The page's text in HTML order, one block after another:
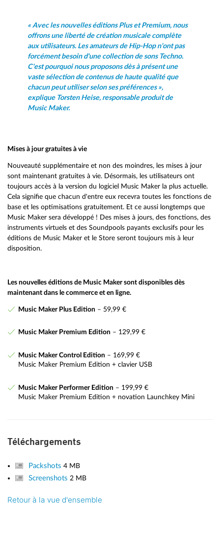
« Avec les nouvelles éditions Plus et Premium, nous
offrons une liberté de création musicale complète
aux utilisateurs. Les amateurs de Hip-Hop n'ont pas
forcément besoin d'une collection de sons Techno.
C'est pourquoi nous proposons dès à présent une
vaste sélection de contenus de haute qualité que
chacun peut utiliser selon ses préférences »,
explique Torsten Heise, responsable produit de
Music Maker.
Mises à jour gratuites à vie
Nouveauté supplémentaire et non des moindres, les mises à jour
sont maintenant gratuites à vie. Désormais, les utilisateurs ont
toujours accès à la version du logiciel Music Maker la plus actuelle.
Cela signifie que chacun d'entre eux recevra toutes les fonctions de
base et les optimisations gratuitement. Et ce aussi longtemps que
Music Maker sera développé ! Des mises à jours, des fonctions, des
instruments virtuels et des Soundpools payants exclusifs pour les
éditions de Music Maker et le Store seront toujours mis à leur
disposition.
Les nouvelles éditions de Music Maker sont disponibles dès
maintenant dans le commerce et en ligne.
Music Maker Plus Edition– 59,99 €
Music Maker Premium Edition– 129,99 €
Music Maker Control Edition– 169,99 €
Music Maker Premium Edition + clavier USB
Music Maker Performer Edition– 199,99 €
Music Maker Premium Edition + novation Launchkey Mini
Téléchargements
Packshots4 MB
Screenshots 2 MB
Retour à la vue d'ensemble